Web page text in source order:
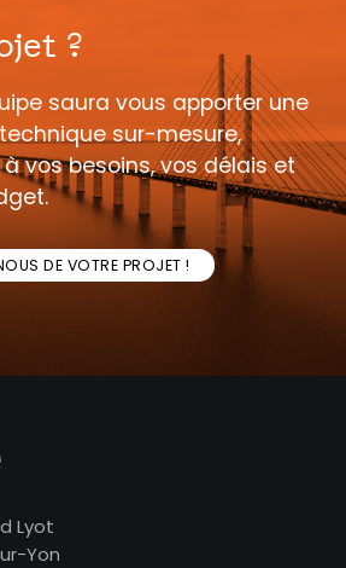
?
saura vous apporter une
sur-mesure,
vos besoins, vos délais et
DE VOTRE PROJET !
Lyot
Yon